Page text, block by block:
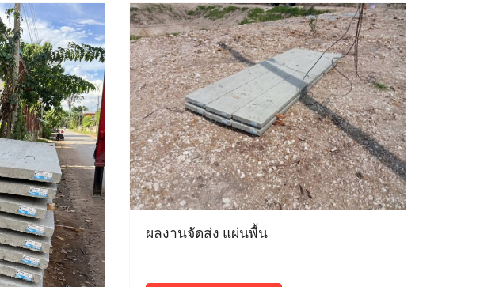
ผลงานจัดส่ง แผ่นพื้น